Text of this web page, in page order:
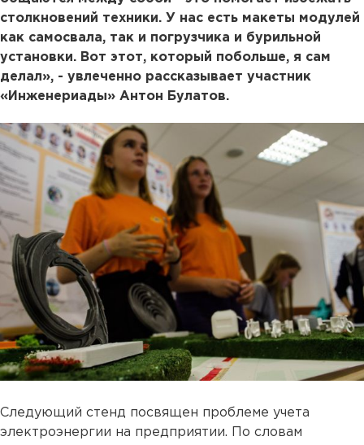
столкновений техники. У нас есть макеты модулей
как самосвала, так и погрузчика и бурильной
установки. Вот этот, который побольше, я сам
делал», - увлеченно рассказывает участник
«Инженериады» Антон Булатов.
Следующий стенд посвящен проблеме учета
электроэнергии на предприятии. По словам